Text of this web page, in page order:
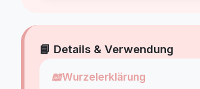
📘 Details & Verwendung
📖Wurzelerklärung